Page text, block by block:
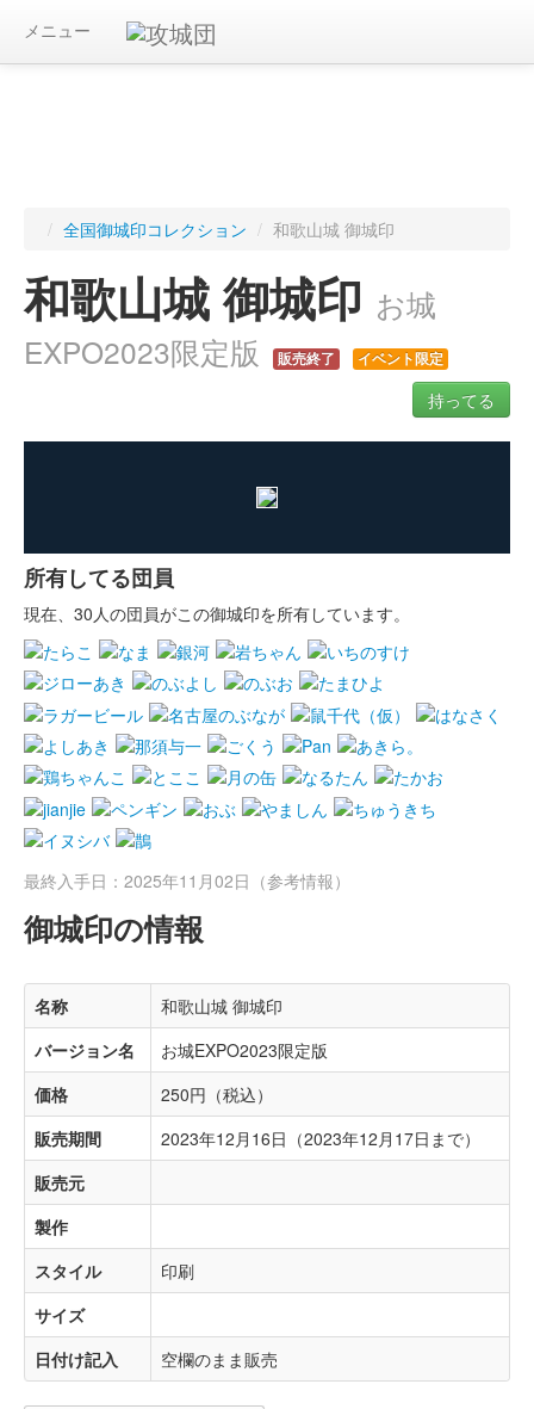
メニュー
/ 全国御城印コレクション / 和歌山城 御城印
和歌山城 御城印 お城
EXPO2023限定版
販売終了 イベント限定
持ってる
所有してる団員
現在、30人の団員がこの御城印を所有しています。
最終入手日：2025年11月02日（参考情報）
御城印の情報
名称
和歌山城 御城印
バージョン名
お城EXPO2023限定版
価格
250円（税込）
販売期間
2023年12月16日（2023年12月17日まで）
販売元
製作
スタイル
印刷
サイズ
日付け記入
空欄のまま販売